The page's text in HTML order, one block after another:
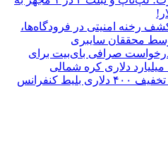
رخنه امنیتی در فرودگاه‌ها،
محققان سایبری
درخواست صرافی بای‌بیت برای
فرصت استثنایی: دریافت تخفیف ۴۰۰ دلاری بلیط کنفرانس